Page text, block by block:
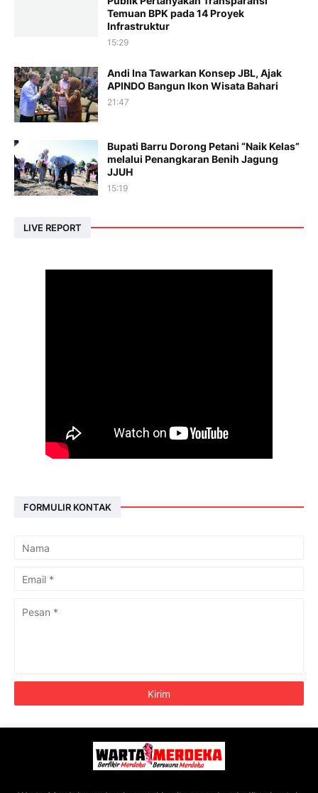
Temuan BPK pada 14 Proyek
Infrastruktur
15:29
Andi Ina Tawarkan Konsep JBL, Ajak
APINDO Bangun Ikon Wisata Bahari
21:47
Bupati Barru Dorong Petani “Naik Kelas”
melalui Penangkaran Benih Jagung
JJUH
15:19
LIVE REPORT
FORMULIR KONTAK